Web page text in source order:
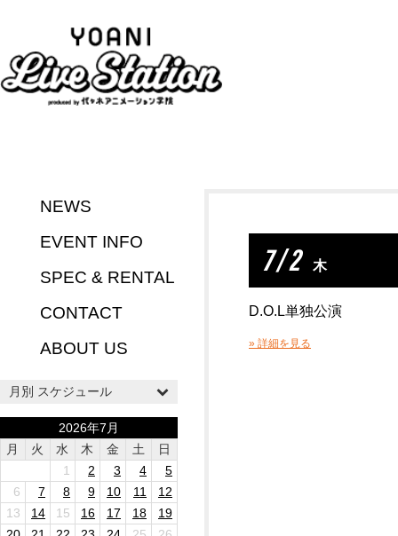
NEWS
EVENT INFO
SPEC & RENTAL
CONTACT
ABOUT US
月別 スケジュール
2026年7月
月
火 水 木 金 土
日
1
2 3 4
5
6
7 8 9 10 11
12
13
14 15 16 17 18
19
7 / 2 木
D.O.L単独公演
» 詳細を見る